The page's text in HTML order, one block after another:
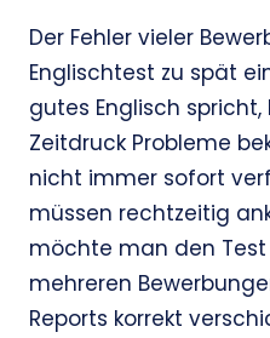
Der Fehler vieler
Englischtest zu spät
gutes Englisch
Zeitdruck Probleme
nicht immer sofort
müssen rechtzeitig
möchte man den Test
mehreren
Reports korrekt